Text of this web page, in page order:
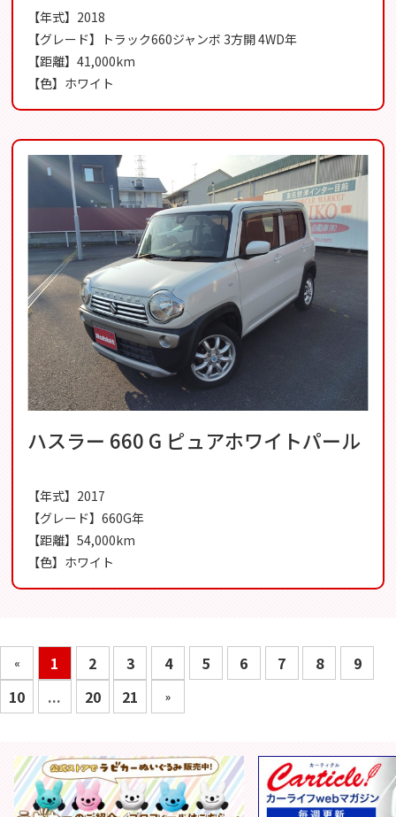
【年式】2018
【グレード】トラック660ジャンボ 3方開 4WD年
【距離】41,000km
【色】ホワイト
ハスラー 660 G ピュアホワイトパール
【年式】2017
【グレード】660G年
【距離】54,000km
【色】ホワイト
« 1 2 3 4 5 6 7 8
9
10
... 20 21 »